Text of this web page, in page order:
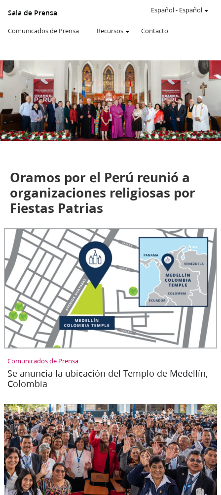
SITIO
WEB
oficial
de
de
JESUCRISTO
de
los
SANTOS
DE
LOS
ÚLTIMOS
DÍAS
Sala de Prensa
Comunicados de Prensa Recursos Contacto
Español- Español
Oramos por el Perú reunió a
organizaciones religiosas por
Fiestas Patrias
Comunicados de Prensa
Se anuncia la ubicación del Templo de Medellín,
Colombia